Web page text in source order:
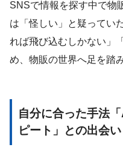
SNSで情報を探す中で物
は「怪しい」と疑ってい
れば飛び込むしかない」
め、物販の世界へ足を踏
自分に合った手法
ピート」との出会い